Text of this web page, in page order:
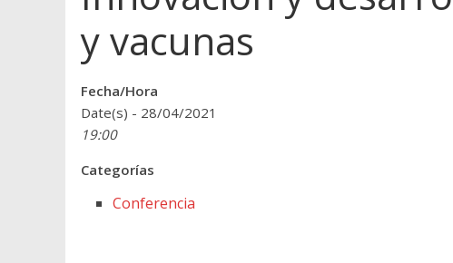
y vacunas
Fecha/Hora
Date(s) - 28/04/2021
19:00
Categorías
Conferencia